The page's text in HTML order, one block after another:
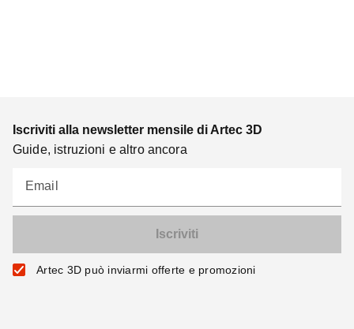
Iscriviti alla newsletter mensile di Artec 3D
Guide, istruzioni e altro ancora
Email
Artec 3D può inviarmi offerte e promozioni